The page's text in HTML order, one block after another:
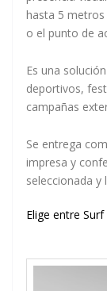
hasta 5
o el punto de
Es una
deportivos,
campañas
Se entrega
impresa y
seleccionada y
Elige entre